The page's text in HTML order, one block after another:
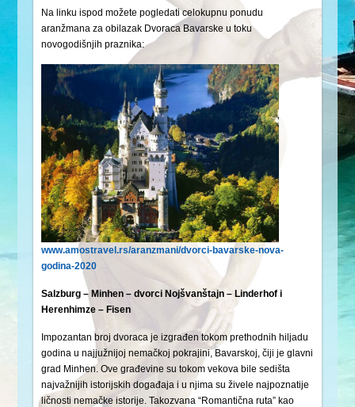
Na linku ispod možete pogledati celokupnu ponudu
aranžmana za obilazak Dvoraca Bavarske u toku
novogodišnjih praznika:
www.amostravel.rs/aranzmani/dvorci-bavarske-nova-
godina-2020
Salzburg – Minhen – dvorci Nojšvanštajn – Linderhof i
Herenhimze – Fisen
Impozantan broj dvoraca je izgrađen tokom prethodnih hiljadu
godina u najjužnijoj nemačkoj pokrajini, Bavarskoj, čiji je glavni
grad Minhen. Ove građevine su tokom vekova bile sedišta
najvažnijih istorijskih događaja i u njima su živele najpoznatije
ličnosti nemačke istorije. Takozvana “Romantična ruta” kao